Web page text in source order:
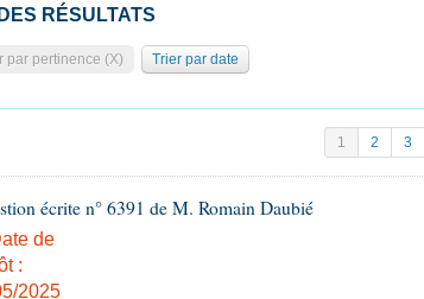
RÉSULTATS
par pertinence (X) Trier par date
1 2 3
écrite n° 6391 de M. Romain Daubié
de
:
2025